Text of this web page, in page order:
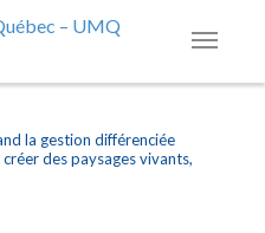
la gestion différenciée
des paysages vivants,